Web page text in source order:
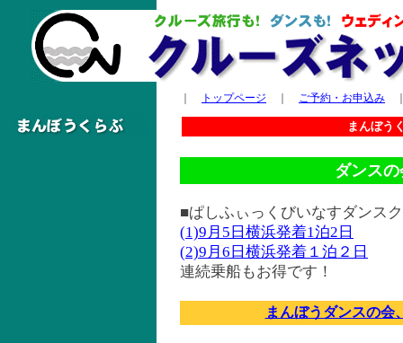
トップページ ご予約・お申込み
まんぼう
ダンス
■ぱしふぃっくびいなすダンス
(1)9月5日横浜発着1泊2日
(2)9月6日横浜発着１泊２日
連続乗船もお得です！
まんぼうダンスの会